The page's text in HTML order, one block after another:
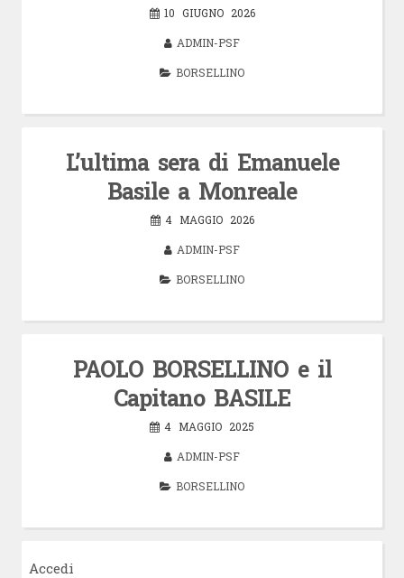
10 GIUGNO 2026
ADMIN-PSF
BORSELLINO
L’ultima sera di Emanuele
Basile a Monreale
4 MAGGIO 2026
ADMIN-PSF
BORSELLINO
PAOLO BORSELLINO e il
Capitano BASILE
4 MAGGIO 2025
ADMIN-PSF
BORSELLINO
Accedi